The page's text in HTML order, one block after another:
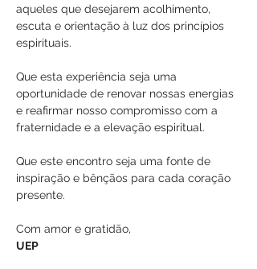
aqueles que desejarem acolhimento,
escuta e orientação à luz dos princípios
espirituais.
Que esta experiência seja uma
oportunidade de renovar nossas energias
e reafirmar nosso compromisso com a
fraternidade e a elevação espiritual.
Que este encontro seja uma fonte de
inspiração e bênçãos para cada coração
presente.
Com amor e gratidão,
UEP